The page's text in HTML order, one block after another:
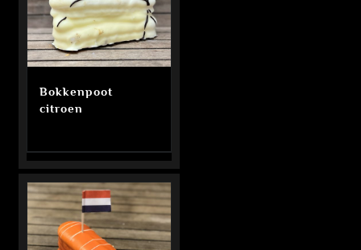
Bokkenpoot
citroen